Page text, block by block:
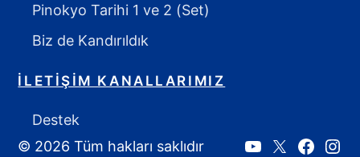
Pinokyo Tarihi 1 ve 2 (Set)
Biz de Kandırıldık
İLETIŞIM KANALLARIMIZ
Destek
© 2026 Tüm hakları saklıdır
Youtube
X: